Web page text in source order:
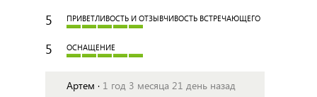
5 ПРИВЕТЛИВОСТЬ И ОТЗЫВЧИВОСТЬ ВСТРЕЧАЮЩЕГО
5 ОСНАЩЕНИЕ
Артем · 1 год 3 месяца 21 день назад